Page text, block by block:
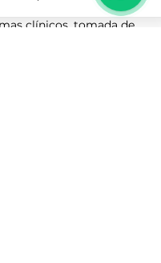
envolve análise
clínicos, tomada de